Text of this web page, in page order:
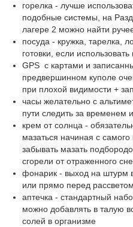
горелка - лучше
подобные системы, на
лагере 2 можно найти
посуда - кружка, тарелка,
готовки, если
GPS с картами и
предвершинном куполе
при плохой видимости +
часы желательно с
пути следить за временем
крем от солнца -
мазаться начиная с
забывать мазать
сгорели от отраженного
фонарик - выход на штурм
или прямо перед рассветом
аптечка - стандартный
можно добавлять в талую
солей в организме